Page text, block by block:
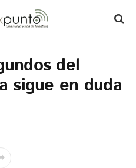
del
sigue en duda